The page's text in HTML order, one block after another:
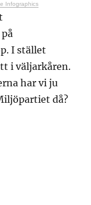
Infographics
I stället
i väljarkåren.
har vi ju
då?